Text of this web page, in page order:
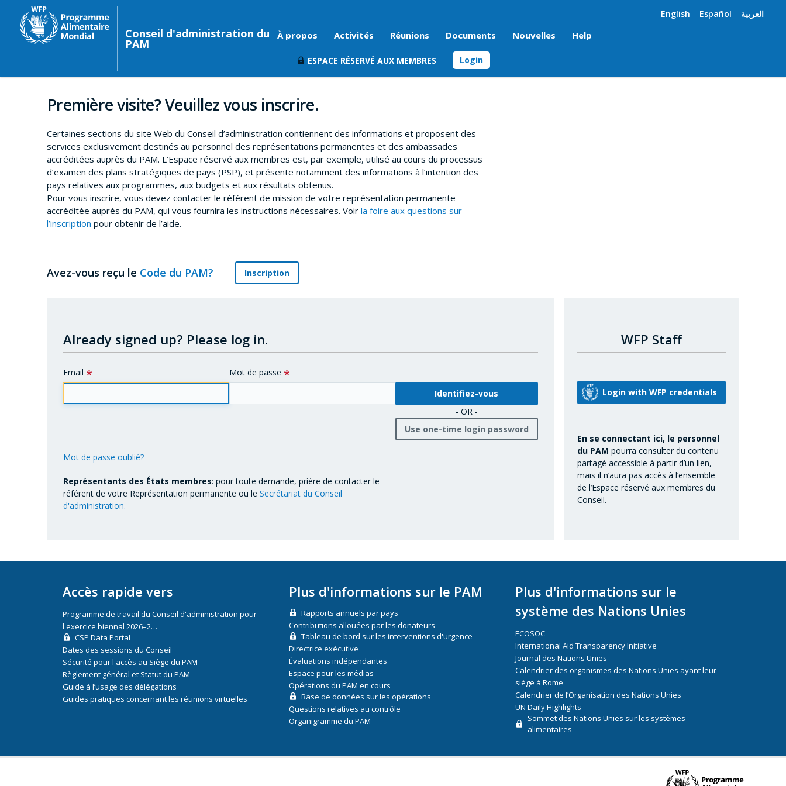
Conseil d'administration du
PAM
English Español العربية
À propos Activités Réunions Documents Nouvelles Help
ESPACE RÉSERVÉ AUX MEMBRES Login
Première visite? Veuillez vous inscrire.
Certaines sections du site Web du Conseil d’administration contiennent des informations et proposent des
services exclusivement destinés au personnel des représentations permanentes et des ambassades
accréditées auprès du PAM. L’Espace réservé aux membres est, par exemple, utilisé au cours du processus
d’examen des plans stratégiques de pays (PSP), et présente notamment des informations à l’intention des
pays relatives aux programmes, aux budgets et aux résultats obtenus.
Pour vous inscrire, vous devez contacter le référent de mission de votre représentation permanente
accréditée auprès du PAM, qui vous fournira les instructions nécessaires. Voir la foire aux questions sur
l’inscription pour obtenir de l’aide.
Avez-vous reçu le Code du PAM? Inscription
WFP Staff
En se connectant ici, le personnel
du PAM pourra consulter du contenu
partagé accessible à partir d’un lien,
mais il n’aura pas accès à l’ensemble
de l’Espace réservé aux membres du
Conseil.
Already signed up? Please log in.
Email Mot de passe
- OR -
Use one-time login password
Mot de passe oublié?
Représentants des États membres: pour toute demande, prière de contacter le
référent de votre Représentation permanente ou le Secrétariat du Conseil
d'administration.
Accès rapide vers
Programme de travail du Conseil d'administration pour
l'exercice biennal 2026–2…
CSP Data Portal
Dates des sessions du Conseil
Sécurité pour l'accès au Siège du PAM
Règlement général et Statut du PAM
Guide à l’usage des délégations
Guides pratiques concernant les réunions virtuelles
Plus d'informations sur le PAM
Rapports annuels par pays
Contributions allouées par les donateurs
Tableau de bord sur les interventions d'urgence
Directrice exécutive
Évaluations indépendantes
Espace pour les médias
Opérations du PAM en cours
Base de données sur les opérations
Questions relatives au contrôle
Organigramme du PAM
Plus d'informations sur le
système des Nations Unies
ECOSOC
International Aid Transparency Initiative
Journal des Nations Unies
Calendrier des organismes des Nations Unies ayant leur
siège à Rome
Calendrier de l’Organisation des Nations Unies
UN Daily Highlights
Sommet des Nations Unies sur les systèmes
alimentaires